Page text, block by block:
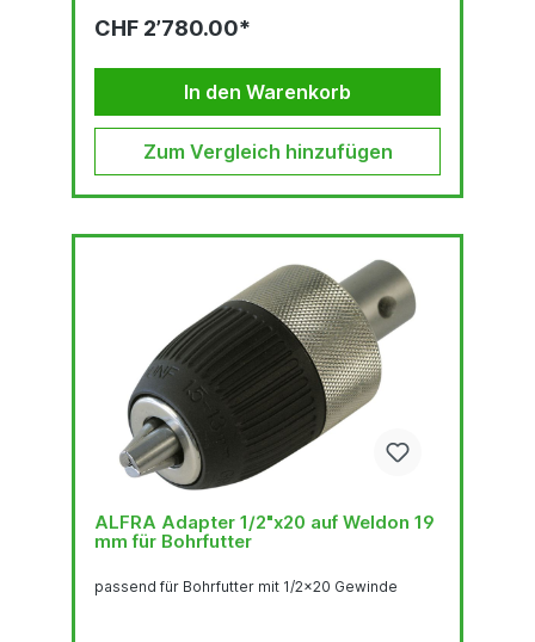
Lieferumfang: Pumpe (230 V, 50 Hz),
schildern Sie uns Ihr Einsatzproblem. Wir beraten
CHF 2’780.00*
In den Warenkorb
Zum Vergleich hinzufügen
ALFRA Adapter 1/2"x20 auf Weldon 19
mm für Bohrfutter
passend für Bohrfutter mit 1/2x20 Gewinde